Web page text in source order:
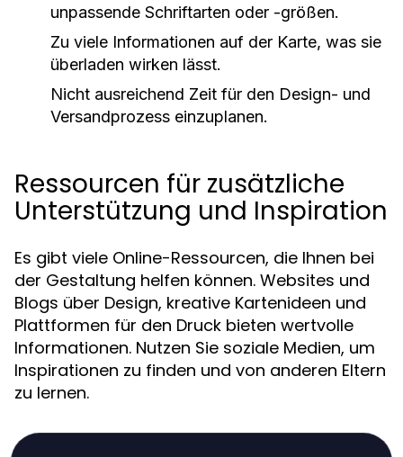
unpassende Schriftarten oder -größen.
Zu viele Informationen auf der Karte, was sie
überladen wirken lässt.
Nicht ausreichend Zeit für den Design- und
Versandprozess einzuplanen.
Ressourcen für zusätzliche
Unterstützung und Inspiration
Es gibt viele Online-Ressourcen, die Ihnen bei
der Gestaltung helfen können. Websites und
Blogs über Design, kreative Kartenideen und
Plattformen für den Druck bieten wertvolle
Informationen. Nutzen Sie soziale Medien, um
Inspirationen zu finden und von anderen Eltern
zu lernen.